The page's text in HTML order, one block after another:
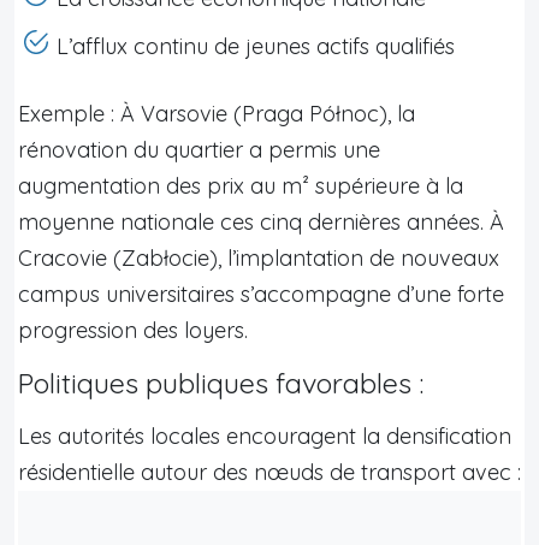
L’afflux continu de jeunes actifs qualifiés
Exemple : À Varsovie (Praga Północ), la
rénovation du quartier a permis une
augmentation des prix au m² supérieure à la
moyenne nationale ces cinq dernières années. À
Cracovie (Zabłocie), l’implantation de nouveaux
campus universitaires s’accompagne d’une forte
progression des loyers.
Politiques publiques favorables :
Les autorités locales encouragent la densification
résidentielle autour des nœuds de transport avec :